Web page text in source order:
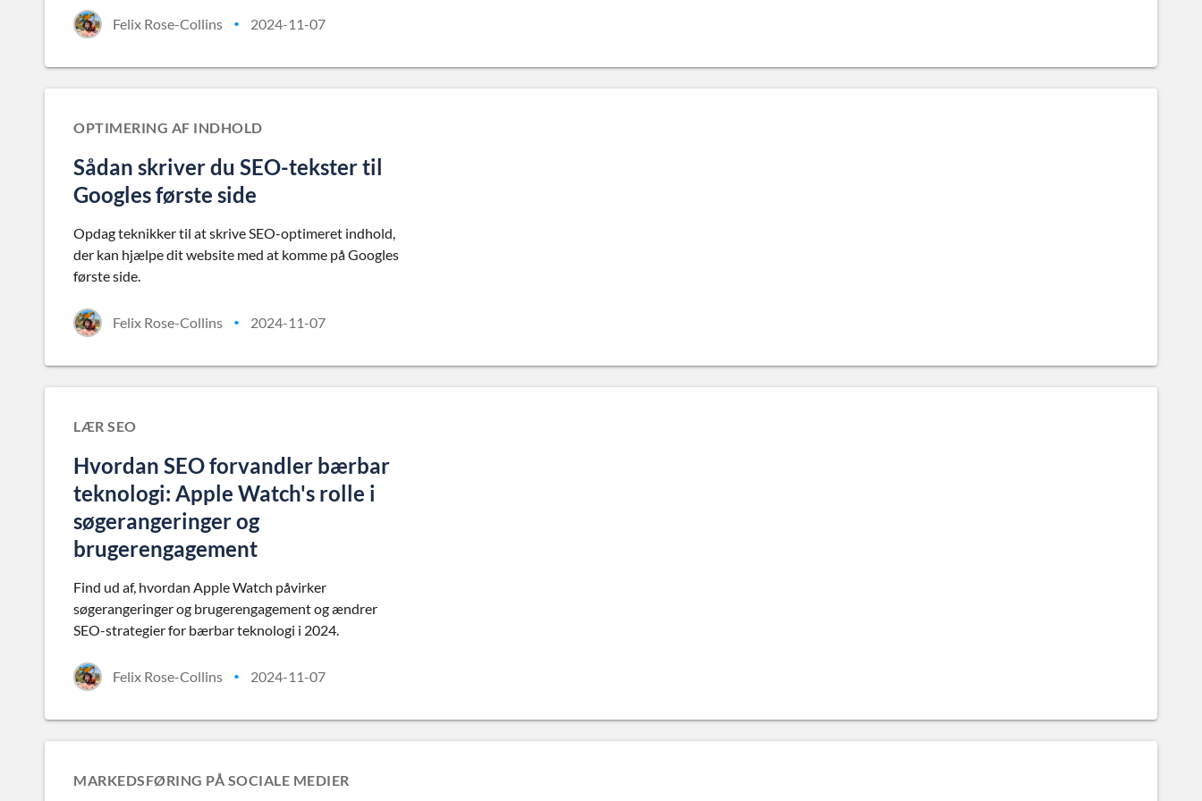
Felix Rose-Collins • 2024-11-07
OPTIMERING AF INDHOLD
Sådan skriver du SEO-tekster til
Googles første side
Opdag teknikker til at skrive SEO-optimeret indhold,
der kan hjælpe dit website med at komme på Googles
første side.
Felix Rose-Collins • 2024-11-07
LÆR SEO
Hvordan SEO forvandler bærbar
teknologi: Apple Watch's rolle i
søgerangeringer og
brugerengagement
Find ud af, hvordan Apple Watch påvirker
søgerangeringer og brugerengagement og ændrer
SEO-strategier for bærbar teknologi i 2024.
Felix Rose-Collins • 2024-11-07
MARKEDSFØRING PÅ SOCIALE MEDIER